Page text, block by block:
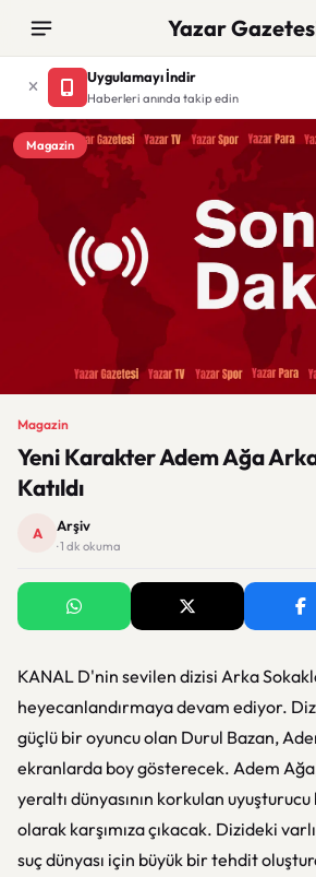
Yazar
Uygulamayı İndir
Haberleri anında takip edin
Magazin
Magazin
Yeni Karakter Adem Ağa
Katıldı
A Arşiv
· 1 dk okuma
KANAL D'nin sevilen dizisi Arka
heyecanlandırmaya devam ediyor.
güçlü bir oyuncu olan Durul Bazan,
ekranlarda boy gösterecek. Adem
yeraltı dünyasının korkulan
olarak karşımıza çıkacak. Dizideki
suç dünyası için büyük bir tehdit